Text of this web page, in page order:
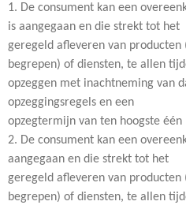
1. De consument kan een
is aangegaan en die strekt tot het
geregeld afleveren van
begrepen) of diensten, te allen
opzeggen met inachtneming van
opzeggingsregels en een
opzegtermijn van ten hoogste één
2. De consument kan een
aangegaan en die strekt tot het
geregeld afleveren van
begrepen) of diensten, te allen